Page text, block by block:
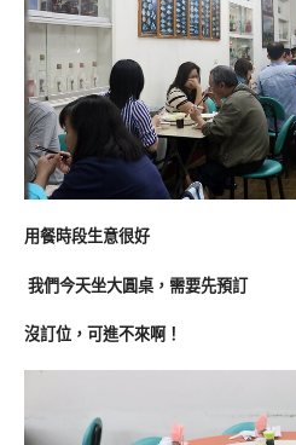
用餐時段生意很好
我們今天坐大圓桌，需要先預訂
沒訂位，可進不來啊！